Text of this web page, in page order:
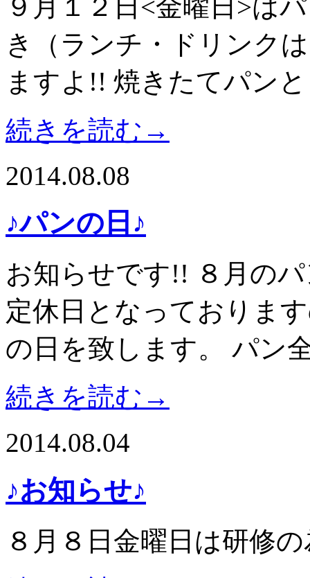
９月１２日<金曜日>は
き（ランチ・ドリンク
ますよ!! 焼きたてパンと
続きを読む→
2014.08.08
♪パンの日♪
お知らせです!! ８月の
定休日となっておりま
の日を致します。 パン
続きを読む→
2014.08.04
♪お知らせ♪
８月８日金曜日は研修